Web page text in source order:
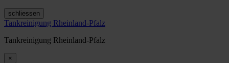
schliessen
Tankreinigung Rheinland-Pfalz
Tankreinigung Rheinland-Pfalz
×